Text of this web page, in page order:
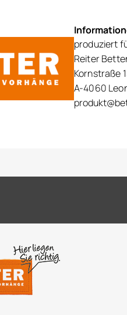
produziert
Reiter
Kornstraße
A-4060